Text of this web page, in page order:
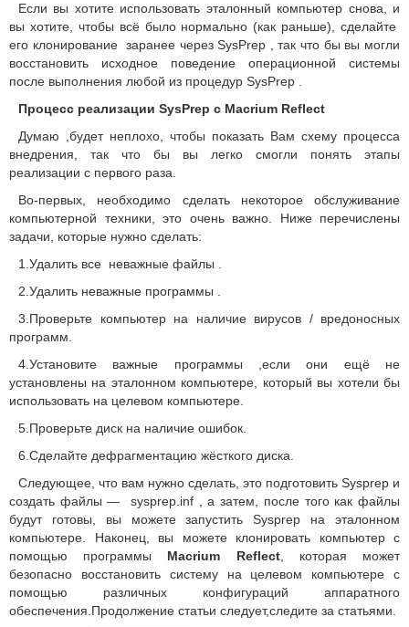
Если вы хотите использовать эталонный компьютер снова, и
вы хотите, чтобы всё было нормально (как раньше), сделайте
его клонирование заранее через SysPrep , так что бы вы могли
восстановить исходное поведение операционной системы
после выполнения любой из процедур SysPrep .
Процесс реализации SysPrep с Macrium Reflect
Думаю ,будет неплохо, чтобы показать Вам схему процесса
внедрения, так что бы вы легко смогли понять этапы
реализации с первого раза.
Во-первых, необходимо сделать некоторое обслуживание
компьютерной техники, это очень важно. Ниже перечислены
задачи, которые нужно сделать:
1.Удалить все неважные файлы .
2.Удалить неважные программы .
3.Проверьте компьютер на наличие вирусов / вредоносных
программ.
4.Установите важные программы ,если они ещё не
установлены ​​на эталонном компьютере, который вы хотели бы
использовать на целевом компьютере.
5.Проверьте диск на наличие ошибок.
6.Сделайте дефрагментацию жёсткого диска.
Следующее, что вам нужно сделать, это подготовить Sysprep и
создать файлы — sysprep.inf , а затем, после того как файлы
будут готовы, вы можете запустить Sysprep на эталонном
компьютере. Наконец, вы можете клонировать компьютер с
помощью программы Macrium Reflect, которая может
безопасно восстановить систему на целевом компьютере с
помощью различных конфигураций аппаратного
обеспечения.Продолжение статьи следует,следите за статьями.